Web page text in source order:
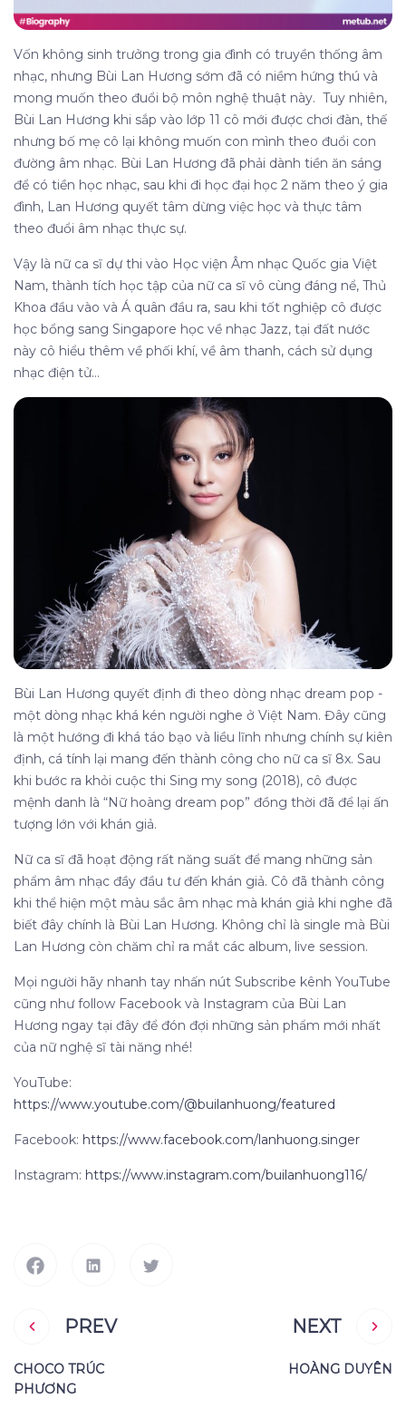
Vốn không sinh trưởng trong gia đình có truyền thống âm
nhạc, nhưng Bùi Lan Hương sớm đã có niềm hứng thú và
mong muốn theo đuổi bộ môn nghệ thuật này. Tuy nhiên,
Bùi Lan Hương khi sắp vào lớp 11 cô mới được chơi đàn, thế
nhưng bố mẹ cô lại không muốn con mình theo đuổi con
đường âm nhạc. Bùi Lan Hương đã phải dành tiền ăn sáng
để có tiền học nhạc, sau khi đi học đại học 2 năm theo ý gia
đình, Lan Hương quyết tâm dừng việc học và thực tâm
theo đuổi âm nhạc thực sự.
Vậy là nữ ca sĩ dự thi vào Học viện Âm nhạc Quốc gia Việt
Nam, thành tích học tập của nữ ca sĩ vô cùng đáng nể, Thủ
Khoa đầu vào và Á quân đầu ra, sau khi tốt nghiệp cô được
học bổng sang Singapore học về nhạc Jazz, tại đất nước
này cô hiểu thêm về phối khí, về âm thanh, cách sử dụng
nhạc điện tử…
Bùi Lan Hương quyết định đi theo dòng nhạc dream pop -
một dòng nhạc khá kén người nghe ở Việt Nam. Đây cũng
là một hướng đi khá táo bạo và liều lĩnh nhưng chính sự kiên
định, cá tính lại mang đến thành công cho nữ ca sĩ 8x. Sau
khi bước ra khỏi cuộc thi Sing my song (2018), cô được
mệnh danh là “Nữ hoàng dream pop” đồng thời đã để lại ấn
tượng lớn với khán giả.
Nữ ca sĩ đã hoạt động rất năng suất để mang những sản
phẩm âm nhạc đầy đầu tư đến khán giả. Cô đã thành công
khi thể hiện một màu sắc âm nhạc mà khán giả khi nghe đã
biết đây chính là Bùi Lan Hương. Không chỉ là single mà Bùi
Lan Hương còn chăm chỉ ra mắt các album, live session.
Mọi người hãy nhanh tay nhấn nút Subscribe kênh YouTube
cũng như follow Facebook và Instagram của Bùi Lan
Hương ngay tại đây để đón đợi những sản phẩm mới nhất
của nữ nghệ sĩ tài năng nhé!
YouTube:
https://www.youtube.com/@builanhuong/featured
Facebook: https://www.facebook.com/lanhuong.singer
Instagram: https://www.instagram.com/builanhuong116/
PREV
CHOCO TRÚC
PHƯƠNG
NEXT
HOÀNG DUYÊN